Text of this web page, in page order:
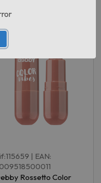
| EAN:
Rossetto Color